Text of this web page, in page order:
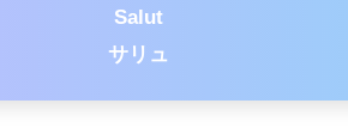
Salut
サリュ